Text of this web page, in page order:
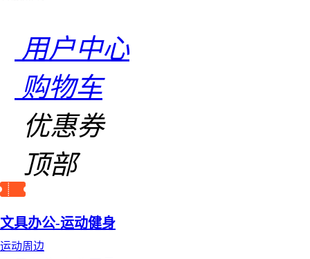
用户中心
购物车
优惠券
顶部
文具办公-运动健身
运动周边